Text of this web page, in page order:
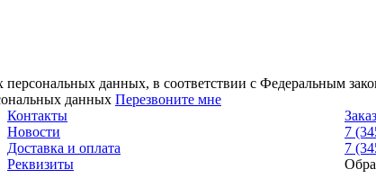
данных, в соответствии с Федеральным
данных Перезвоните мне
Контакты
Новости
Доставка и оплата
Реквизиты
7
7